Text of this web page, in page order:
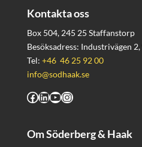
Kontakta oss
Box 504, 245 25 Staffanstorp
Besöksadress: Industrivägen
Tel: +46 46 25 92 00
info@sodhaak.se
Facebook
LinkedIn
YouTube
Instagram
Om Söderberg & Haak